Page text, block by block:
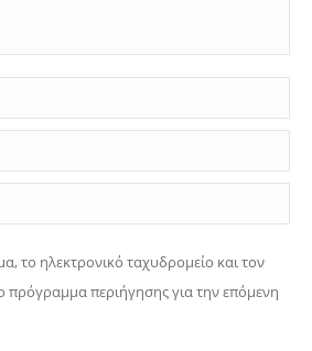
το ηλεκτρονικό ταχυδρομείο και τον
πρόγραμμα περιήγησης για την επόμενη